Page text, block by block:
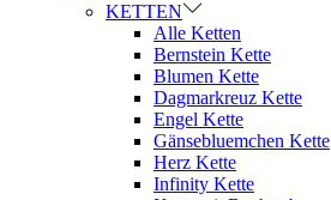
KETTEN
Alle Ketten
Bernstein Kette
Blumen Kette
Dagmarkreuz Kette
Engel Kette
Gänsebluemchen Kette
Herz Kette
Infinity Kette